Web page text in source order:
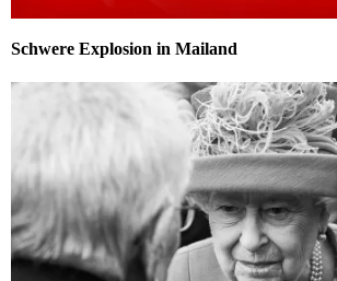
Schwere Explosion in Mailand